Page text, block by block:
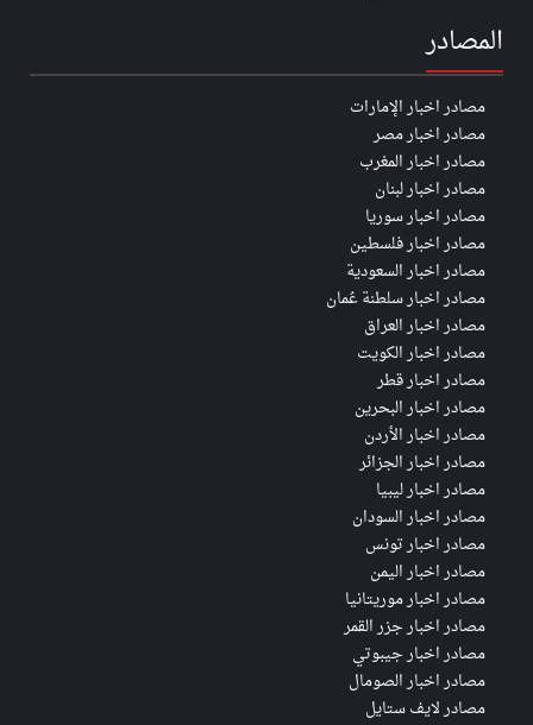
المصادر
مصادر اخبار الإمارات
مصادر اخبار مصر
مصادر اخبار المغرب
مصادر اخبار لبنان
مصادر اخبار سوريا
مصادر اخبار فلسطين
مصادر اخبار السعودية
مصادر اخبار سلطنة عُمان
مصادر اخبار العراق
مصادر اخبار الكويت
مصادر اخبار قطر
مصادر اخبار البحرين
مصادر اخبار الأردن
مصادر اخبار الجزائر
مصادر اخبار ليبيا
مصادر اخبار السودان
مصادر اخبار تونس
مصادر اخبار اليمن
مصادر اخبار موريتانيا
مصادر اخبار جزر القمر
مصادر اخبار جيبوتي
مصادر اخبار الصومال
مصادر لايف ستايل